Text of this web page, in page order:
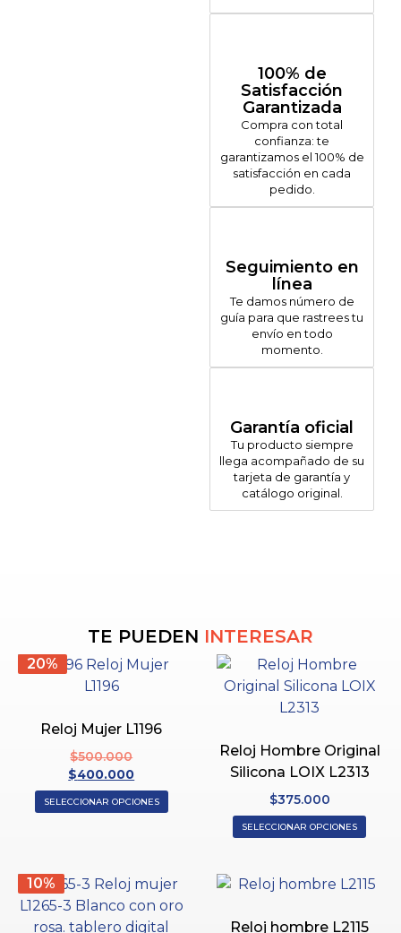
100% de
Satisfacción
Garantizada
Compra con total
confianza: te
garantizamos el 100% de
satisfacción en cada
pedido.
Seguimiento en
línea
Te damos número de
guía para que rastrees tu
envío en todo
momento.
Garantía oficial
Tu producto siempre
llega acompañado de su
tarjeta de garantía y
catálogo original.
TE PUEDEN INTERESAR
20%
Reloj Mujer L1196
$500.000
$400.000
SELECCIONAR OPCIONES
Reloj Hombre Original
Silicona LOIX L2313
$375.000
SELECCIONAR OPCIONES
10%
Reloj hombre L2115